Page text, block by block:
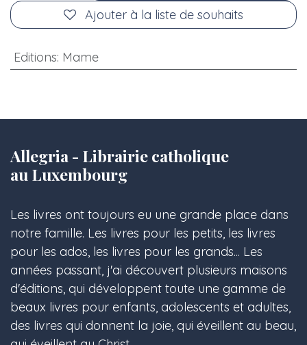
Ajouter à la liste de souhaits
Editions: Mame
Allegria - Librairie catholique
au Luxembourg
Les livres ont toujours eu une grande place dans
notre famille. Les livres pour les petits, les livres
pour les ados, les livres pour les grands... Les
années passant, j'ai découvert plusieurs maisons
d'éditions, qui développent toute une gamme de
beaux livres pour enfants, adolescents et adultes,
des livres qui donnent la joie, qui éveillent au beau,